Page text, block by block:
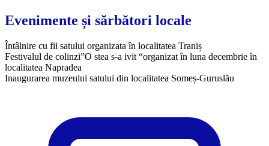
Evenimente și sărbători locale
Întâlnire cu fii satului organizata în localitatea Traniș
Festivalul de colinzi”O stea s-a ivit “organizat în luna decembrie în
localitatea Napradea
Inaugurarea muzeului satului din localitatea Someș-Guruslău